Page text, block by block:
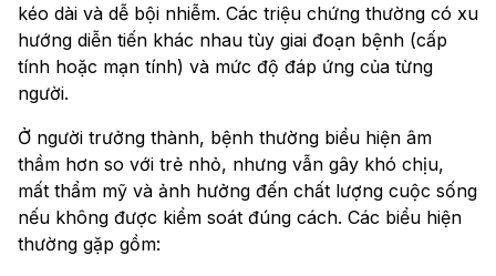
kéo dài và dễ bội nhiễm. Các triệu chứng thường có xu
hướng diễn tiến khác nhau tùy giai đoạn bệnh (cấp
tính hoặc mạn tính) và mức độ đáp ứng của từng
người.
Ở người trưởng thành, bệnh thường biểu hiện âm
thầm hơn so với trẻ nhỏ, nhưng vẫn gây khó chịu,
mất thẩm mỹ và ảnh hưởng đến chất lượng cuộc sống
nếu không được kiểm soát đúng cách. Các biểu hiện
thường gặp gồm: